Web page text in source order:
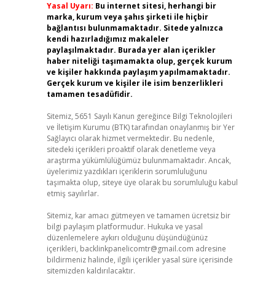
Yasal Uyarı: Bu internet sitesi, herhangi bir
marka, kurum veya şahıs şirketi ile hiçbir
bağlantısı bulunmamaktadır. Sitede yalnızca
kendi hazırladığımız makaleler
paylaşılmaktadır. Burada yer alan içerikler
haber niteliği taşımamakta olup, gerçek kurum
ve kişiler hakkında paylaşım yapılmamaktadır.
Gerçek kurum ve kişiler ile isim benzerlikleri
tamamen tesadüfidir.
Sitemiz, 5651 Sayılı Kanun gereğince Bilgi Teknolojileri
ve İletişim Kurumu (BTK) tarafından onaylanmış bir Yer
Sağlayıcı olarak hizmet vermektedir. Bu nedenle,
sitedeki içerikleri proaktif olarak denetleme veya
araştırma yükümlülüğümüz bulunmamaktadır. Ancak,
üyelerimiz yazdıkları içeriklerin sorumluluğunu
taşımakta olup, siteye üye olarak bu sorumluluğu kabul
etmiş sayılırlar.
Sitemiz, kar amacı gütmeyen ve tamamen ücretsiz bir
bilgi paylaşım platformudur. Hukuka ve yasal
düzenlemelere aykırı olduğunu düşündüğünüz
içerikleri, backlinkpanelicomtr@gmail.com adresine
bildirmeniz halinde, ilgili içerikler yasal süre içerisinde
sitemizden kaldırılacaktır.